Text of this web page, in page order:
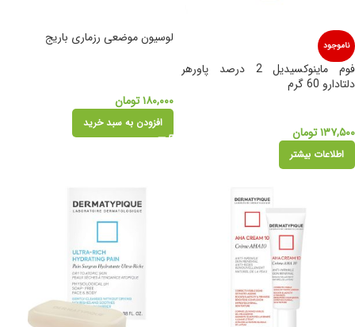
ناموجود
فوم ماینوکسیدیل 2 درصد پاورهر
دلتادارو 60 گرم
۱۳۷,۵۰۰تومان
اطلاعات بیشتر
لوسیون موضعی رزماری باریج
۱۸۰,۰۰۰تومان
افزودن به سبد خرید